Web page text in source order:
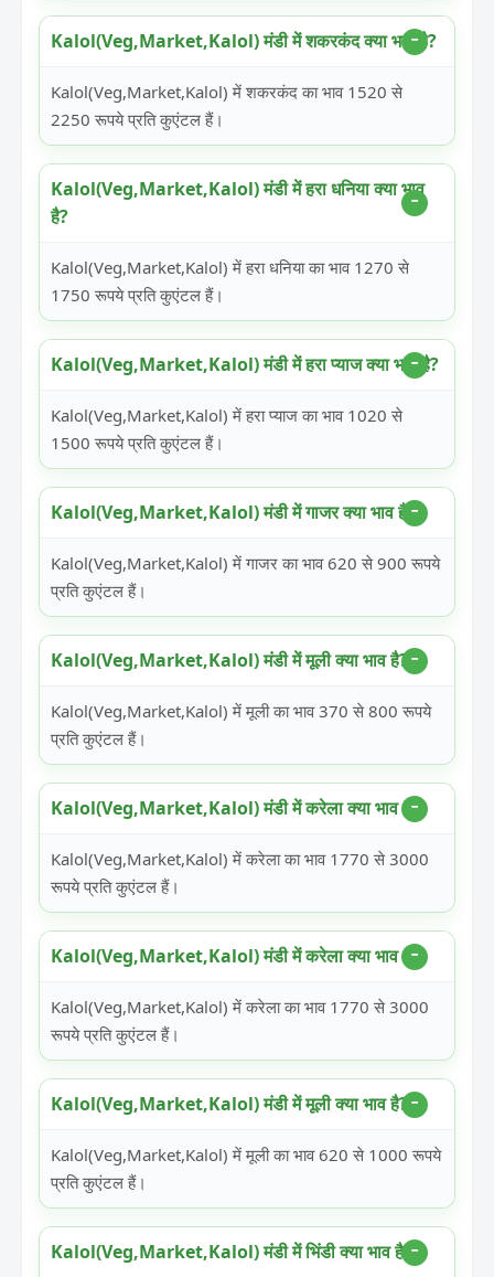
Kalol(Veg,Market,Kalol) मंडी में शकरकंद क्या भाव है?
Kalol(Veg,Market,Kalol) में शकरकंद का भाव 1520 से
2250 रूपये प्रति कुएंटल हैं।
Kalol(Veg,Market,Kalol) मंडी में हरा धनिया क्या भाव
है?
Kalol(Veg,Market,Kalol) में हरा धनिया का भाव 1270 से
1750 रूपये प्रति कुएंटल हैं।
Kalol(Veg,Market,Kalol) मंडी में हरा प्याज क्या भाव है?
Kalol(Veg,Market,Kalol) में हरा प्याज का भाव 1020 से
1500 रूपये प्रति कुएंटल हैं।
Kalol(Veg,Market,Kalol) मंडी में गाजर क्या भाव है?
Kalol(Veg,Market,Kalol) में गाजर का भाव 620 से 900 रूपये
प्रति कुएंटल हैं।
Kalol(Veg,Market,Kalol) मंडी में मूली क्या भाव है?
Kalol(Veg,Market,Kalol) में मूली का भाव 370 से 800 रूपये
प्रति कुएंटल हैं।
Kalol(Veg,Market,Kalol) मंडी में करेला क्या भाव है?
Kalol(Veg,Market,Kalol) में करेला का भाव 1770 से 3000
रूपये प्रति कुएंटल हैं।
Kalol(Veg,Market,Kalol) मंडी में करेला क्या भाव है?
Kalol(Veg,Market,Kalol) में करेला का भाव 1770 से 3000
रूपये प्रति कुएंटल हैं।
Kalol(Veg,Market,Kalol) मंडी में मूली क्या भाव है?
Kalol(Veg,Market,Kalol) में मूली का भाव 620 से 1000 रूपये
प्रति कुएंटल हैं।
Kalol(Veg,Market,Kalol) मंडी में भिंडी क्या भाव है?